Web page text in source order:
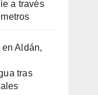
a través
Aldán,
tras